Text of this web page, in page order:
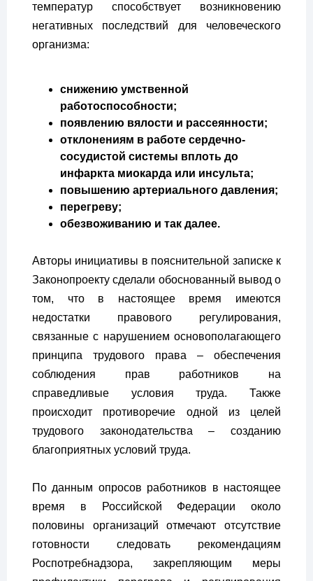
температур способствует возникновению
негативных последствий для человеческого
организма:
снижению умственной
работоспособности;
появлению вялости и рассеянности;
отклонениям в работе сердечно-
сосудистой системы вплоть до
инфаркта миокарда или инсульта;
повышению артериального давления;
перегреву;
обезвоживанию и так далее.
Авторы инициативы в пояснительной записке к
Законопроекту сделали обоснованный вывод о
том, что в настоящее время имеются
недостатки правового регулирования,
связанные с нарушением основополагающего
принципа трудового права – обеспечения
соблюдения прав работников на
справедливые условия труда. Также
происходит противоречие одной из целей
трудового законодательства – созданию
благоприятных условий труда.
По данным опросов работников в настоящее
время в Российской Федерации около
половины организаций отмечают отсутствие
готовности следовать рекомендациям
Роспотребнадзора, закрепляющим меры